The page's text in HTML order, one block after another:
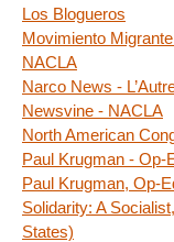
Los Blogueros
Movimiento
NACLA
Narco News -
Newsvine - NACLA
North American
Paul Krugman - Op-
Paul Krugman, Op-
Solidarity: A
States)